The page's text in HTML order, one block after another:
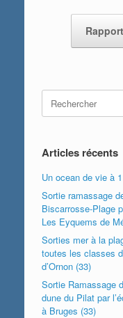
Search
for:
Articles récents
Un ocean de vie à
Sortie ramassage
Biscarrosse-Plage
Les Eyquems de
Sorties mer à la
toutes les classes
d’Ornon (33)
Sortie Ramassage
dune du Pilat par
à Bruges (33)